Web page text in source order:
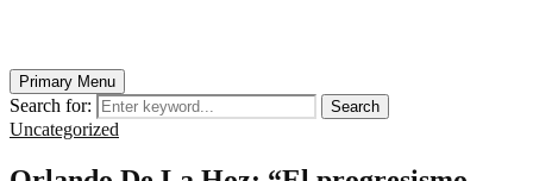
Primary Menu
Search for: Search
Uncategorized